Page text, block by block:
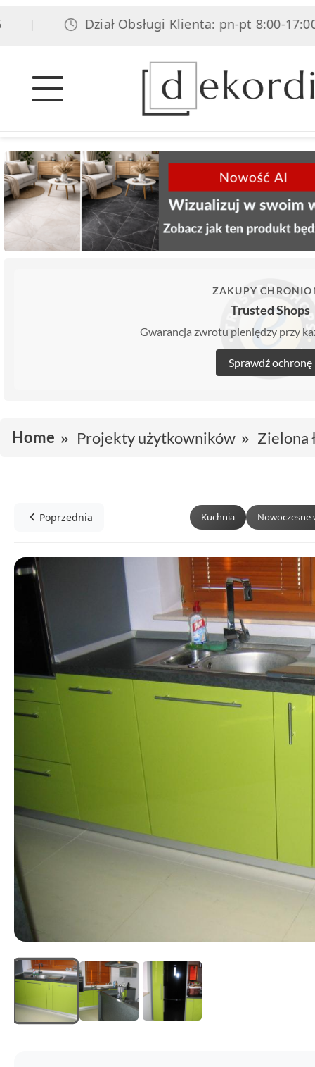
Dział Obsługi Klienta: pn-pt 8:00-17:00,
ZAKUPY
Trusted Shops
Gwarancja zwrotu pieniędzy przy
Sprawdź ochronę
Home Projekty użytkowników Zielona
Poprzednia Kuchnia Nowoczesne